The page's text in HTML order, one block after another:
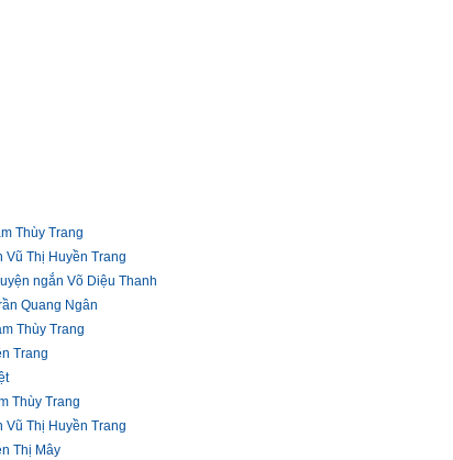
Thùy Trang
Vũ Thị Huyền Trang
ngắn Võ Diệu Thanh
Quang Ngân
Thùy Trang
Trang
Thùy Trang
Vũ Thị Huyền Trang
Thị Mây